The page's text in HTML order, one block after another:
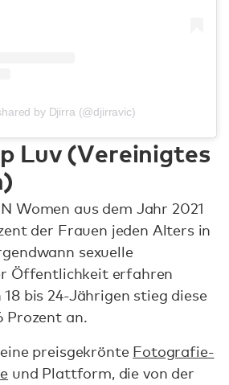
by Djirra (@djirravic)
Luv (Vereinigtes
Women aus dem Jahr 2021
der Frauen jeden Alters in
sexuelle
Öffentlichkeit erfahren
bis 24-Jährigen stieg diese
Prozent an.
preisgekrönte Fotografie-
und Plattform, die von der